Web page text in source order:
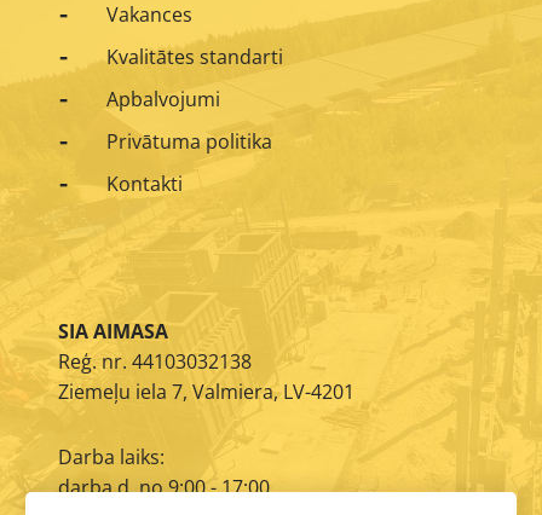
Vakances
Kvalitātes standarti
Apbalvojumi
Privātuma politika
Kontakti
SIA AIMASA
Reģ. nr. 44103032138
Ziemeļu iela 7, Valmiera, LV-4201
Darba laiks:
darba d. no 9:00 - 17:00